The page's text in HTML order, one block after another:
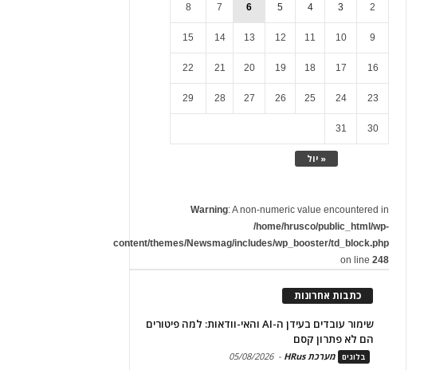
« יול
2
3
4
5
6
7
8
9
10
11
12
13
14
15
16
17
18
19
20
21
22
23
24
25
26
27
28
29
30
31
Warning: A non-numeric value encountered in
/home/hrusco/public_html/wp-
content/themes/Newsmag/includes/wp_booster/td_block.php
on line248
כתבות אחרונות
שימור עובדים בעידן ה-AI והאי-וודאות: למה פיטורים
הם לא פתרון קסם
בלוגים מערכת HRus -
05/08/2026